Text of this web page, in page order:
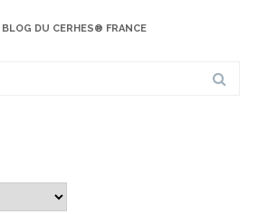
BLOG DU CERHES® FRANCE